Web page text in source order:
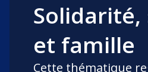
Solidarité,
et famille
Cette thématique